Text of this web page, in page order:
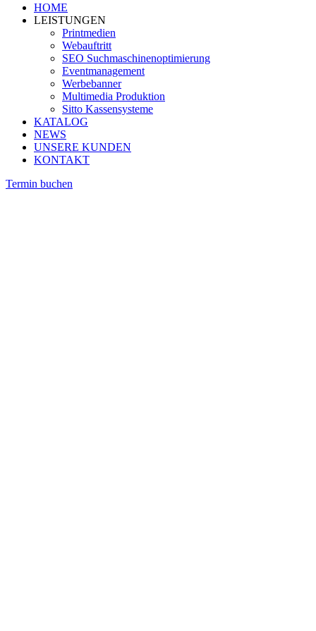
HOME
LEISTUNGEN
Printmedien
Webauftritt
SEO Suchmaschinenoptimierung
Eventmanagement
Werbebanner
Multimedia Produktion
Sitto Kassensysteme
KATALOG
NEWS
UNSERE KUNDEN
KONTAKT
Termin buchen